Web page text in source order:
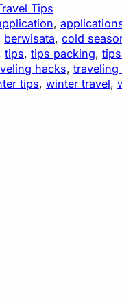
Tips
,
berwisata, cold
tips, tips packing,
hacks, traveling
tips, winter travel,